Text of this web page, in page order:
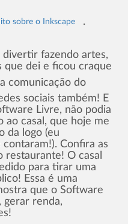
sobre o Inkscape .
divertir fazendo artes,
que dei e ficou craque
comunicação do
sociais também! E
Livre, não podia
ao casal, que hoje me
da logo (eu
Confira as
restaurante! O casal
para tirar uma
Essa é uma
que o Software
gerar renda,